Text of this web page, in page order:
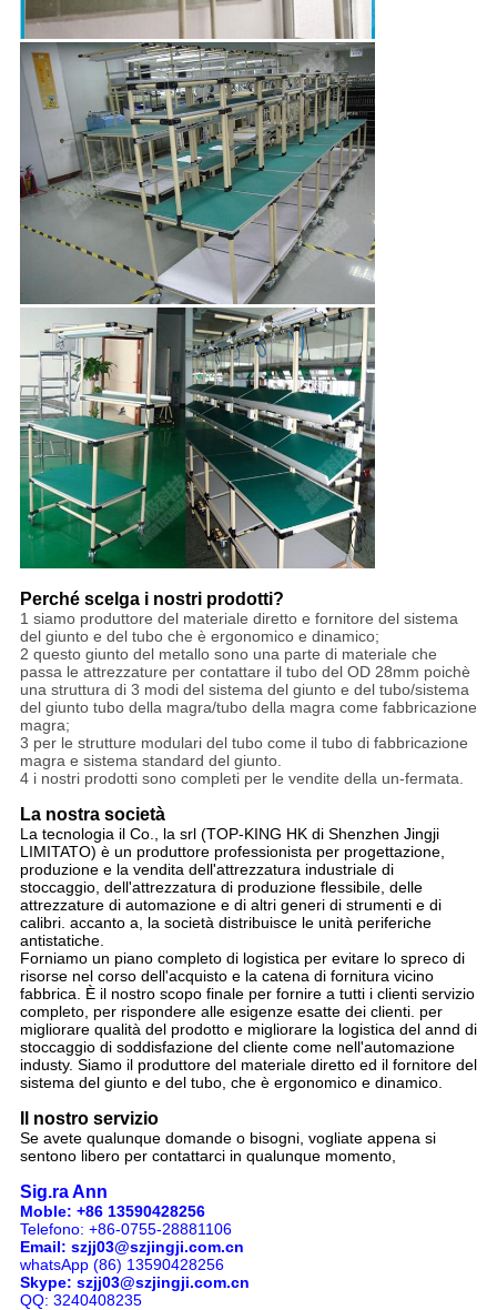
Perché scelga i nostri prodotti?
1 siamo produttore del materiale diretto e fornitore del sistema
del giunto e del tubo che è ergonomico e dinamico;
2 questo giunto del metallo sono una parte di materiale che
passa le attrezzature per contattare il tubo del OD 28mm poichè
una struttura di 3 modi del sistema del giunto e del tubo/sistema
del giunto tubo della magra/tubo della magra come fabbricazione
magra;
3 per le strutture modulari del tubo come il tubo di fabbricazione
magra e sistema standard del giunto.
4 i nostri prodotti sono completi per le vendite della un-fermata.
La nostra società
La tecnologia il Co., la srl (TOP-KING HK di Shenzhen Jingji
LIMITATO) è un produttore professionista per progettazione,
produzione e la vendita dell'attrezzatura industriale di
stoccaggio, dell'attrezzatura di produzione flessibile, delle
attrezzature di automazione e di altri generi di strumenti e di
calibri. accanto a, la società distribuisce le unità periferiche
antistatiche.
Forniamo un piano completo di logistica per evitare lo spreco di
risorse nel corso dell'acquisto e la catena di fornitura vicino
fabbrica. È il nostro scopo finale per fornire a tutti i clienti servizio
completo, per rispondere alle esigenze esatte dei clienti. per
migliorare qualità del prodotto e migliorare la logistica del annd di
stoccaggio di soddisfazione del cliente come nell'automazione
industy. Siamo il produttore del materiale diretto ed il fornitore del
sistema del giunto e del tubo, che è ergonomico e dinamico.
Il nostro servizio
Se avete qualunque domande o bisogni, vogliate appena si
sentono libero per contattarci in qualunque momento,
Sig.ra Ann
Moble: +86 13590428256
Telefono: +86-0755-28881106
Email: szjj03@szjingji.com.cn
whatsApp (86) 13590428256
Skype: szjj03@szjingji.com.cn
QQ: 3240408235